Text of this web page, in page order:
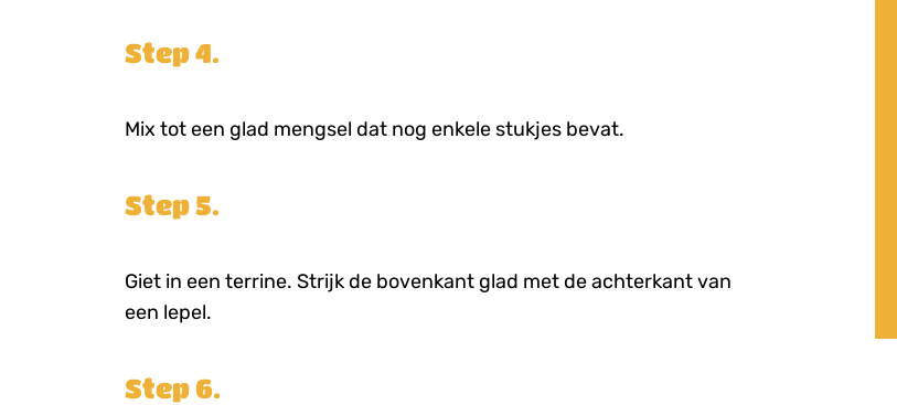
Step 4.
Mix tot een glad mengsel dat nog enkele stukjes bevat.
Step 5.
Giet in een terrine. Strijk de bovenkant glad met de achterkant van
een lepel.
Step 6.